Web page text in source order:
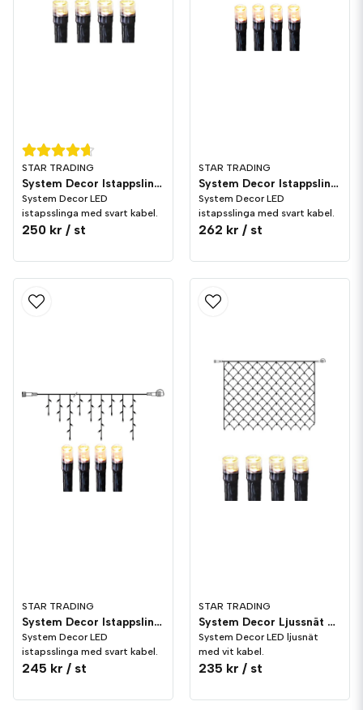
STAR TRADING
System Decor Istappslinga Korta LED Svart
System Decor LED
istapsslinga med svart kabel.
250 kr / st
STAR TRADING
System Decor Istappslinga Stora LED Svart
System Decor LED
istapsslinga med svart kabel.
262 kr / st
STAR TRADING
System Decor Istappslinga LED Svart
System Decor LED
istapsslinga med svart kabel.
245 kr / st
STAR TRADING
System Decor Ljussnät LED Svart
System Decor LED ljusnät
med vit kabel.
235 kr / st